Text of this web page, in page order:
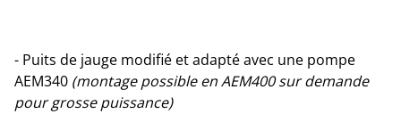
- Puits de jauge modifié et adapté avec une pompe
AEM340 (montage possible en AEM400 sur demande
pour grosse puissance)